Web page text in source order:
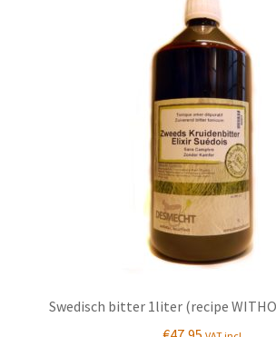
Swedisch bitter 1liter (recipe